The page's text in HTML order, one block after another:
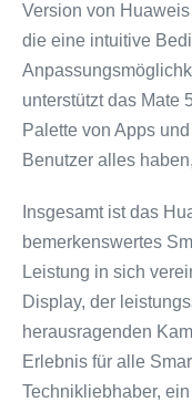
Version von
die eine intuitive
unterstützt das Mate
Palette von Apps
Benutzer alles
Insgesamt ist das
bemerkenswertes
Leistung in sich
Display, der
herausragenden
Erlebnis für alle
Technikliebhaber,